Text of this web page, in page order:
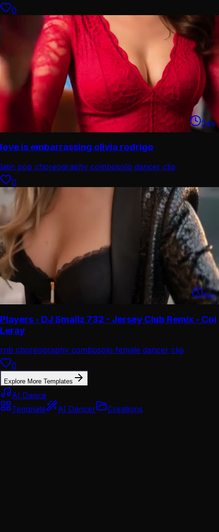
0
24s
love is embarrassing olivia rodrigo
latin pop choreography combosolo dancer clip
0
15s
Players - DJ Smallz 732 - Jersey Club Remix - Coi
Leray
rnb choreography combosolo female dancer clip
0
Explore More Templates
AI Dance
Template
AI Dancer Creations